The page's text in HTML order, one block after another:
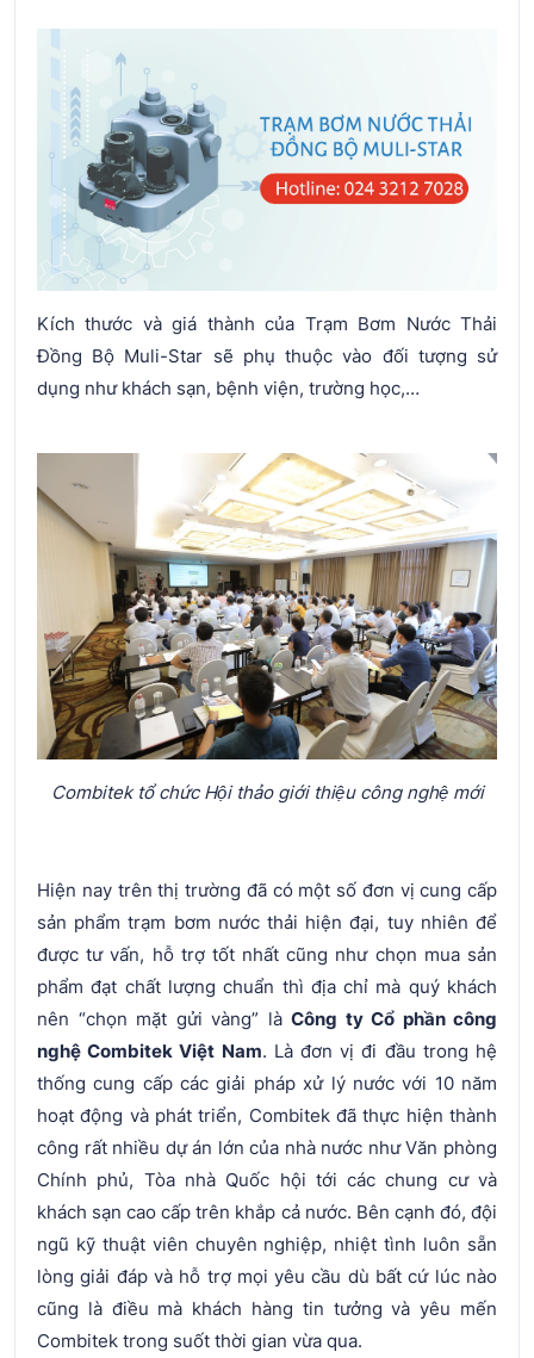
Kích thước và giá thành của Trạm Bơm Nước Thải
Đồng Bộ Muli-Star sẽ phụ thuộc vào đối tượng sử
dụng như khách sạn, bệnh viện, trường học,…
Combitek tổ chức Hội thảo giới thiệu công nghệ mới
Hiện nay trên thị trường đã có một số đơn vị cung cấp
sản phẩm trạm bơm nước thải hiện đại, tuy nhiên để
được tư vấn, hỗ trợ tốt nhất cũng như chọn mua sản
phẩm đạt chất lượng chuẩn thì địa chỉ mà quý khách
nên “chọn mặt gửi vàng” là Công ty Cổ phần công
nghệ Combitek Việt Nam. Là đơn vị đi đầu trong hệ
thống cung cấp các giải pháp xử lý nước với 10 năm
hoạt động và phát triển, Combitek đã thực hiện thành
công rất nhiều dự án lớn của nhà nước như Văn phòng
Chính phủ, Tòa nhà Quốc hội tới các chung cư và
khách sạn cao cấp trên khắp cả nước. Bên cạnh đó, đội
ngũ kỹ thuật viên chuyên nghiệp, nhiệt tình luôn sẵn
lòng giải đáp và hỗ trợ mọi yêu cầu dù bất cứ lúc nào
cũng là điều mà khách hàng tin tưởng và yêu mến
Combitek trong suốt thời gian vừa qua.